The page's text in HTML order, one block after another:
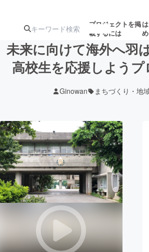
プロジェクトを掲
載するには
ターン
ジェクト
募集終
ロジェ
アート・写真
テクノロジー・ガジェット
映像・映画
ビジネス・起業
まちづくり・地域活性化
未来に向けて海外へ羽
高校生を応援しようプ
Ginowan まちづくり・地